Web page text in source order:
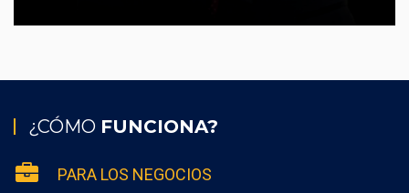
¿CÓMO FUNCIONA?
PARA LOS NEGOCIOS